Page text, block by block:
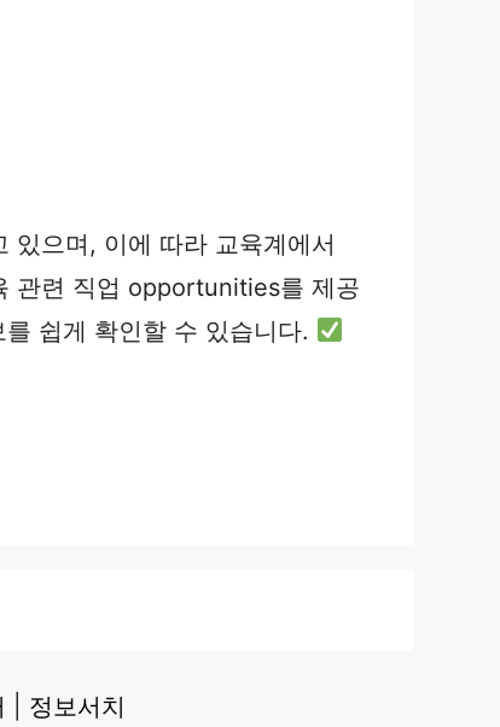
있으며, 이에 따라 교육계에서
관련 직업 opportunities를 제공
쉽게 확인할 수 있습니다.
정보서치